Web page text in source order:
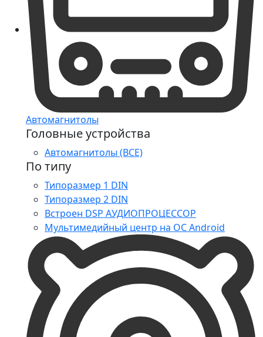
Автомагнитолы
Головные устройства
Автомагнитолы (ВСЕ)
По типу
Типоразмер 1 DIN
Типоразмер 2 DIN
Встроен DSP АУДИОПРОЦЕССОР
Мультимедийный центр на ОС Android